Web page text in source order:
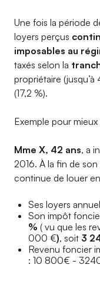
Une fois la période
loyers perçus
imposables au
taxés selon la
propriétaire (jusqu’à
(17,2 %).
Exemple pour
Mme X, 42 ans, a
2016. À la fin de
continue de louer
Ses loyers
Son impôt
% ( vu que les
000 €), soit 3
Revenu foncier
: 10 800€ -